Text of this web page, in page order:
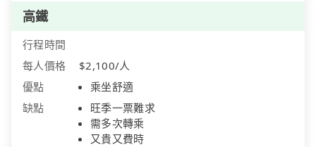
高鐵
行程時間
每人價格
$2,100/人
優點
乘坐舒適
缺點
旺季一票難求
需多次轉乘
又貴又費時